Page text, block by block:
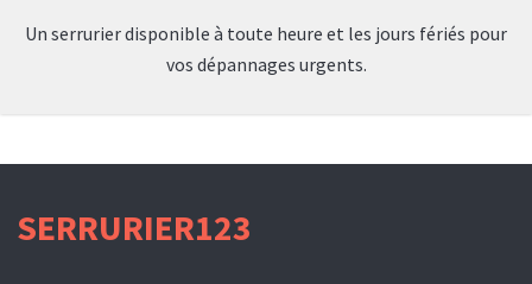
Un serrurier disponible à toute heure et les jours fériés pour
vos dépannages urgents.
SERRURIER123